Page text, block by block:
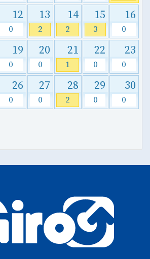
12
0
13
2
14
2
15
3
16
0
19
0
20
0
21
1
22
0
23
0
26
0
27
0
28
2
29
0
30
0